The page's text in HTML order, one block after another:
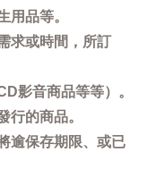
用品等。
求或時間，所訂
影音商品等等）。
行的商品。
逾保存期限、或已